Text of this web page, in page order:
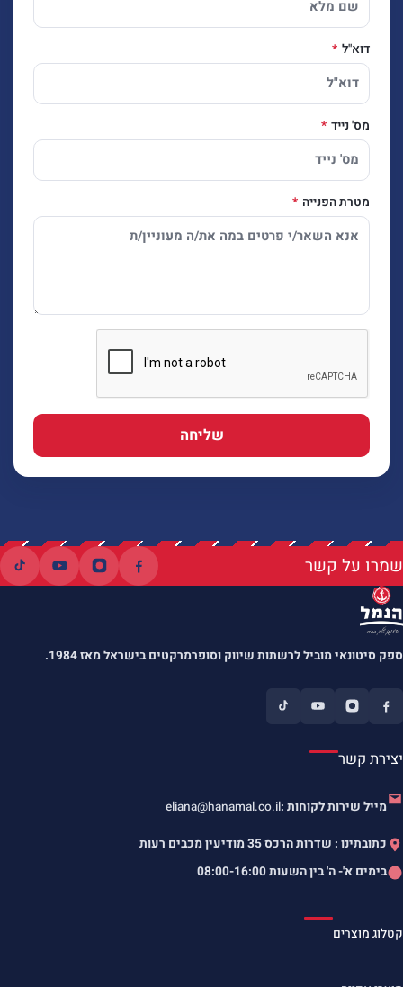
דוא"ל
מס' נייד
מטרת הפנייה
שליחה
שמרו על קשר
ספק סיטונאי מוביל לרשתות שיווק וסופרמרקטים בישראל מאז 1984.
יצירת קשר
מייל שירות לקוחות :eliana@hanamal.co.il
כתובתינו : שדרות הרכס 35 מודיעין מכבים רעות
בימים א'- ה' בין השעות08:00-16:00
קטלוג מוצרים